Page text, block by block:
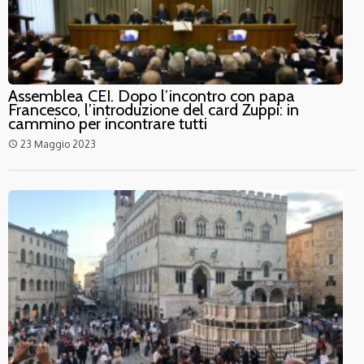
Assemblea CEI. Dopo l’incontro con papa
Francesco, l’introduzione del card Zuppi: in
cammino per incontrare tutti
access_time 23 Maggio 2023